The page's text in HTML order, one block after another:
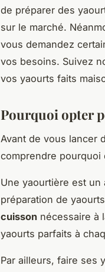
de préparer des
sur le marché.
vous demandez
vos besoins. Suivez
vos yaourts faits
Pourquoi opter
Avant de vous lancer
comprendre pourquoi
Une yaourtière est
préparation de
cuisson nécessaire à
yaourts parfaits à
Par ailleurs, faire ses